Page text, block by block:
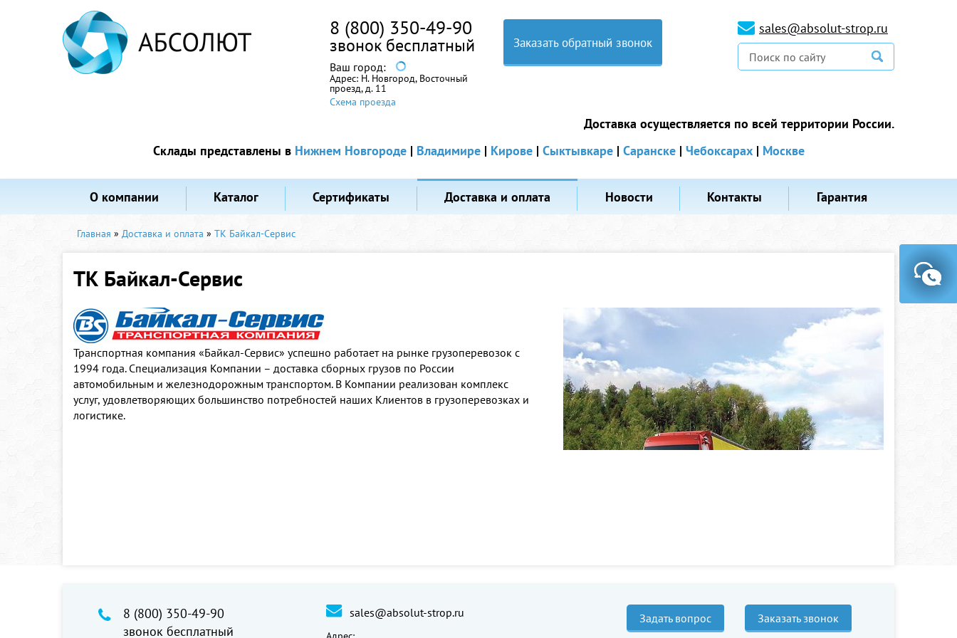
8 (800) 350-49-90
звонок бесплатный
Ваш город:
Адрес: Н. Новгород, Восточный
проезд, д. 11
Схема проезда
Заказать обратный звонок
sales@absolut-strop.ru
Доставка осуществляется по всей территории России.
Склады представлены в Нижнем Новгороде| Владимире| Кирове| Сыктывкаре| Саранске| Чебоксарах| Москве
О компании Каталог Сертификаты Доставка и оплата Новости Контакты Гарантия
Главная » Доставка и оплата » ТК Байкал-Сервис
ТК Байкал-Сервис
Транспортная компания «Байкал-Сервис» успешно работает на рынке грузоперевозок с
1994 года. Специализация Компании – доставка сборных грузов по России
автомобильным и железнодорожным транспортом. В Компании реализован комплекс
услуг, удовлетворяющих большинство потребностей наших Клиентов в грузоперевозках и
логистике.
8 (800) 350-49-90
звонок бесплатный
sales@absolut-strop.ru Задать вопрос Заказать звонок